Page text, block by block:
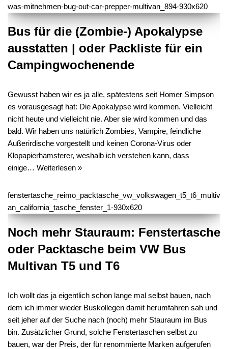
Bus für die (Zombie-) Apokalypse
ausstatten | oder Packliste für ein
Campingwochenende
Gewusst haben wir es ja alle, spätestens seit Homer Simpson
es vorausgesagt hat: Die Apokalypse wird kommen. Vielleicht
nicht heute und vielleicht nie. Aber sie wird kommen und das
bald. Wir haben uns natürlich Zombies, Vampire, feindliche
Außerirdische vorgestellt und keinen Corona-Virus oder
Klopapierhamsterer, weshalb ich verstehen kann, dass
einige… Weiterlesen »
Noch mehr Stauraum: Fenstertasche
oder Packtasche beim VW Bus
Multivan T5 und T6
Ich wollt das ja eigentlich schon lange mal selbst bauen, nach
dem ich immer wieder Buskollegen damit herumfahren sah und
seit jeher auf der Suche nach (noch) mehr Stauraum im Bus
bin. Zusätzlicher Grund, solche Fenstertaschen selbst zu
bauen, war der Preis, der für renommierte Marken aufgerufen